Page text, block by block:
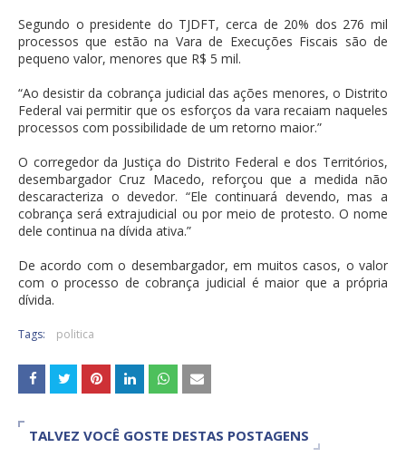
Segundo o presidente do TJDFT, cerca de 20% dos 276 mil
processos que estão na Vara de Execuções Fiscais são de
pequeno valor, menores que R$ 5 mil.
“Ao desistir da cobrança judicial das ações menores, o Distrito
Federal vai permitir que os esforços da vara recaiam naqueles
processos com possibilidade de um retorno maior.”
O corregedor da Justiça do Distrito Federal e dos Territórios,
desembargador Cruz Macedo, reforçou que a medida não
descaracteriza o devedor. “Ele continuará devendo, mas a
cobrança será extrajudicial ou por meio de protesto. O nome
dele continua na dívida ativa.”
De acordo com o desembargador, em muitos casos, o valor
com o processo de cobrança judicial é maior que a própria
dívida.
Tags: politica
TALVEZ VOCÊ GOSTE DESTAS POSTAGENS